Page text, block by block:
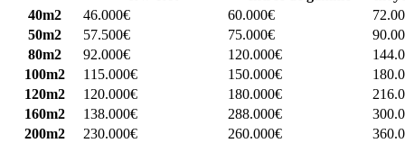
40m2
46.000€ 60.000€
50m2
57.500€ 75.000€
80m2
92.000€ 120.000€
100m2
115.000€ 150.000€
120m2
120.000€ 180.000€
160m2
138.000€ 288.000€
200m2
230.000€ 260.000€